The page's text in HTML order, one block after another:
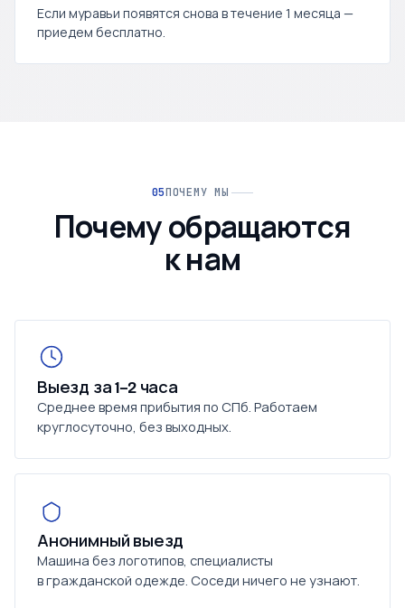
Если муравьи появятся снова в течение 1 месяца —
приедем бесплатно.
ПОЧЕМУ МЫ
Почему обращаются
к нам
Выезд за 1–2 часа
Среднее время прибытия по СПб. Работаем
круглосуточно, без выходных.
Анонимный выезд
Машина без логотипов, специалисты
в гражданской одежде. Соседи ничего не узнают.